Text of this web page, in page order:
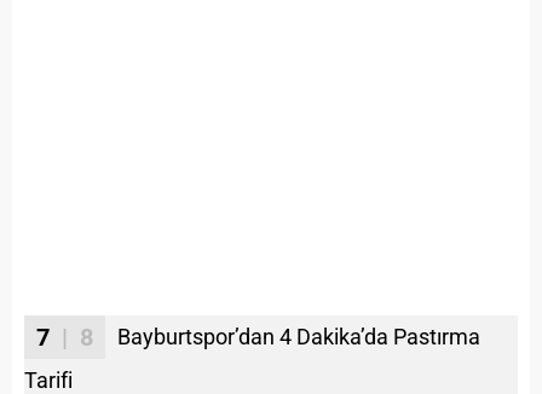
7 | 8
Bayburtspor’dan 4 Dakika’da Pastırma
Tarifi